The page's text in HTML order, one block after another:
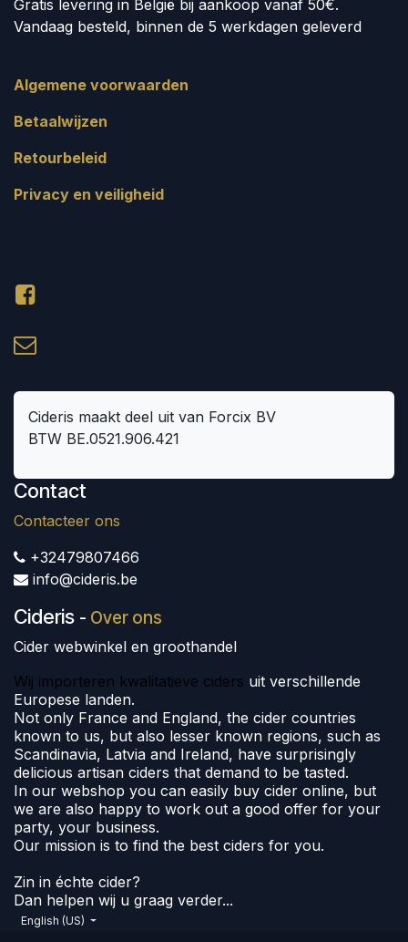
Gratis levering in België bij aankoop vanaf 50€.
Vandaag besteld, binnen de 5 werkdagen geleverd
Algemene voorwaarden
Betaalwijzen
Retourbeleid
Privacy en veiligheid
Cideris maakt deel uit van Forcix BV
BTW BE.0521.906.421
Contact
Contacteer ons
+32479807466
info@cideris.be
Cideris - Over ons
Cider webwinkel en groothandel
Wij importeren kwalitatieve ciders uit verschillende
Europese landen.
Not only France and England, the cider countries
known to us, but also lesser known regions, such as
Scandinavia, Latvia and Ireland, have surprisingly
delicious artisan ciders that demand to be tasted.
In our webshop you can easily buy cider online, but
we are also happy to work out a good offer for your
party, your business.
Our mission is to find the best ciders for you.
Zin in échte cider?
Dan helpen wij u graag verder...
English (US)